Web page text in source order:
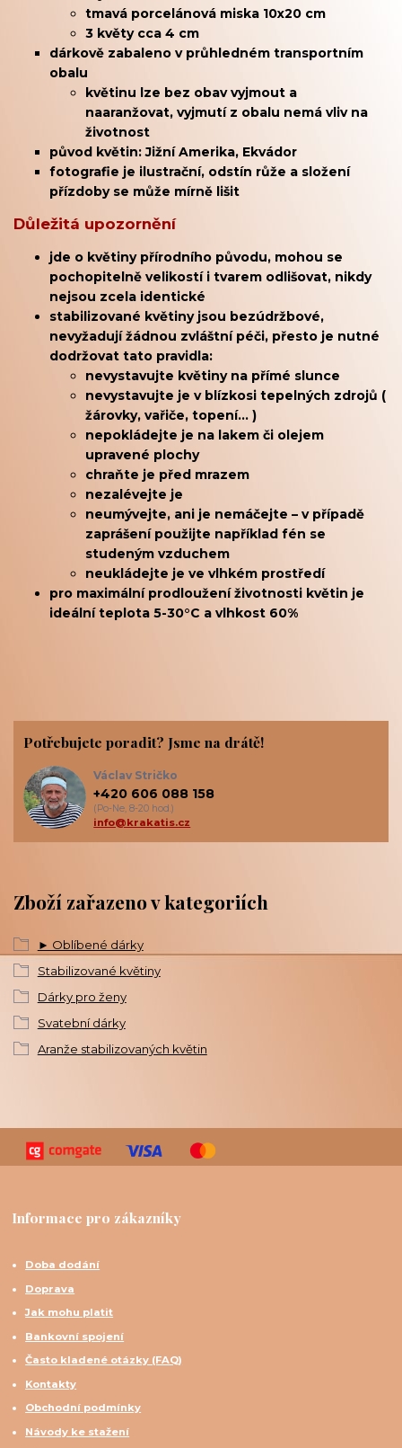
tmavá porcelánová miska 10x20 cm
3 květy cca 4 cm
dárkově zabaleno v průhledném transportním
obalu
květinu lze bez obav vyjmout a
naaranžovat, vyjmutí z obalu nemá vliv na
životnost
původ květin: Jižní Amerika, Ekvádor
fotografie je ilustrační, odstín růže a složení
přízdoby se může mírně lišit
Důležitá upozornění
jde o květiny přírodního původu, mohou se
pochopitelně velikostí i tvarem odlišovat, nikdy
nejsou zcela identické
stabilizované květiny jsou bezúdržbové,
nevyžadují žádnou zvláštní péči, přesto je nutné
dodržovat tato pravidla:
nevystavujte květiny na přímé slunce
nevystavujte je v blízkosi tepelných zdrojů (
žárovky, vařiče, topení... )
nepokládejte je na lakem či olejem
upravené plochy
chraňte je před mrazem
nezalévejte je
neumývejte, ani je nemáčejte – v případě
zaprášení použijte například fén se
studeným vzduchem
neukládejte je ve vlhkém prostředí
pro maximální prodloužení životnosti květin je
ideální teplota 5-30°C a vlhkost 60%
Zboží zařazeno v kategoriích
► Oblíbené dárky
Stabilizované květiny
Dárky pro ženy
Svatební dárky
Aranže stabilizovaných květin
Potřebujete poradit? Jsme na drátě!
Václav Stričko
+420 606 088 158
(Po-Ne, 8-20 hod.)
info@krakatis.cz
Informace pro zákazníky
Doba dodání
Doprava
Jak mohu platit
Bankovní spojení
Často kladené otázky (FAQ)
Kontakty
Obchodní podmínky
Návody ke stažení